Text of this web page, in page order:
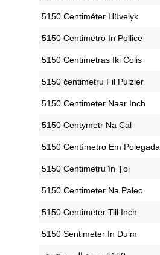
‎5150 Centiméter Hüvelyk
‎5150 Centimetro In Pollice
‎5150 Centimetras Iki Colis
‎5150 ċentimetru Fil Pulzier
‎5150 Centimeter Naar Inch
‎5150 Centymetr Na Cal
‎5150 Centímetro Em Polegada
‎5150 Centimetru în Țol
‎5150 Centimeter Na Palec
‎5150 Centimeter Till Inch
‎5150 Sentimeter In Duim